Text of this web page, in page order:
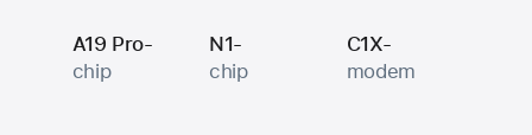
A19 Pro-
chip
N1-
chip
C1X-
modem